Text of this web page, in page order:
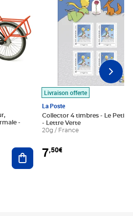
Ajouter au panier
Livraison offerte
La Poste
Collector 4 timbres - Le Petit
- Lettre Verte
20g / France
7,50€